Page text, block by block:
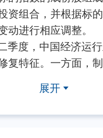
资组合，并根据标
动进行相应调整。
季度，中国经济运
复特征。一方面，
凸显。6月制造业采
荣枯线以上；5月全
展开